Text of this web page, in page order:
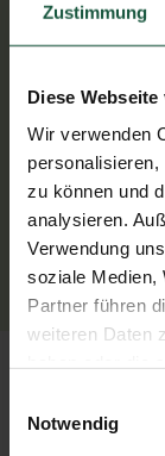
Zustimmung
Diese
Wir verwenden
zu können und
analysieren.
Verwendung
soziale Medien,
Partner führen
weiteren Daten
Cookies, wenn
Notwendig
Tröpfchen
wodurch
Instant-Pulver.
Kaffee seine
Verwendung.